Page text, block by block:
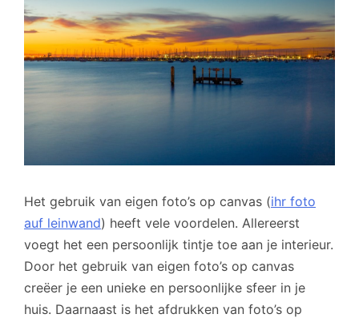
Het gebruik van eigen foto’s op canvas (ihr foto
auf leinwand) heeft vele voordelen. Allereerst
voegt het een persoonlijk tintje toe aan je interieur.
Door het gebruik van eigen foto’s op canvas
creëer je een unieke en persoonlijke sfeer in je
huis. Daarnaast is het afdrukken van foto’s op